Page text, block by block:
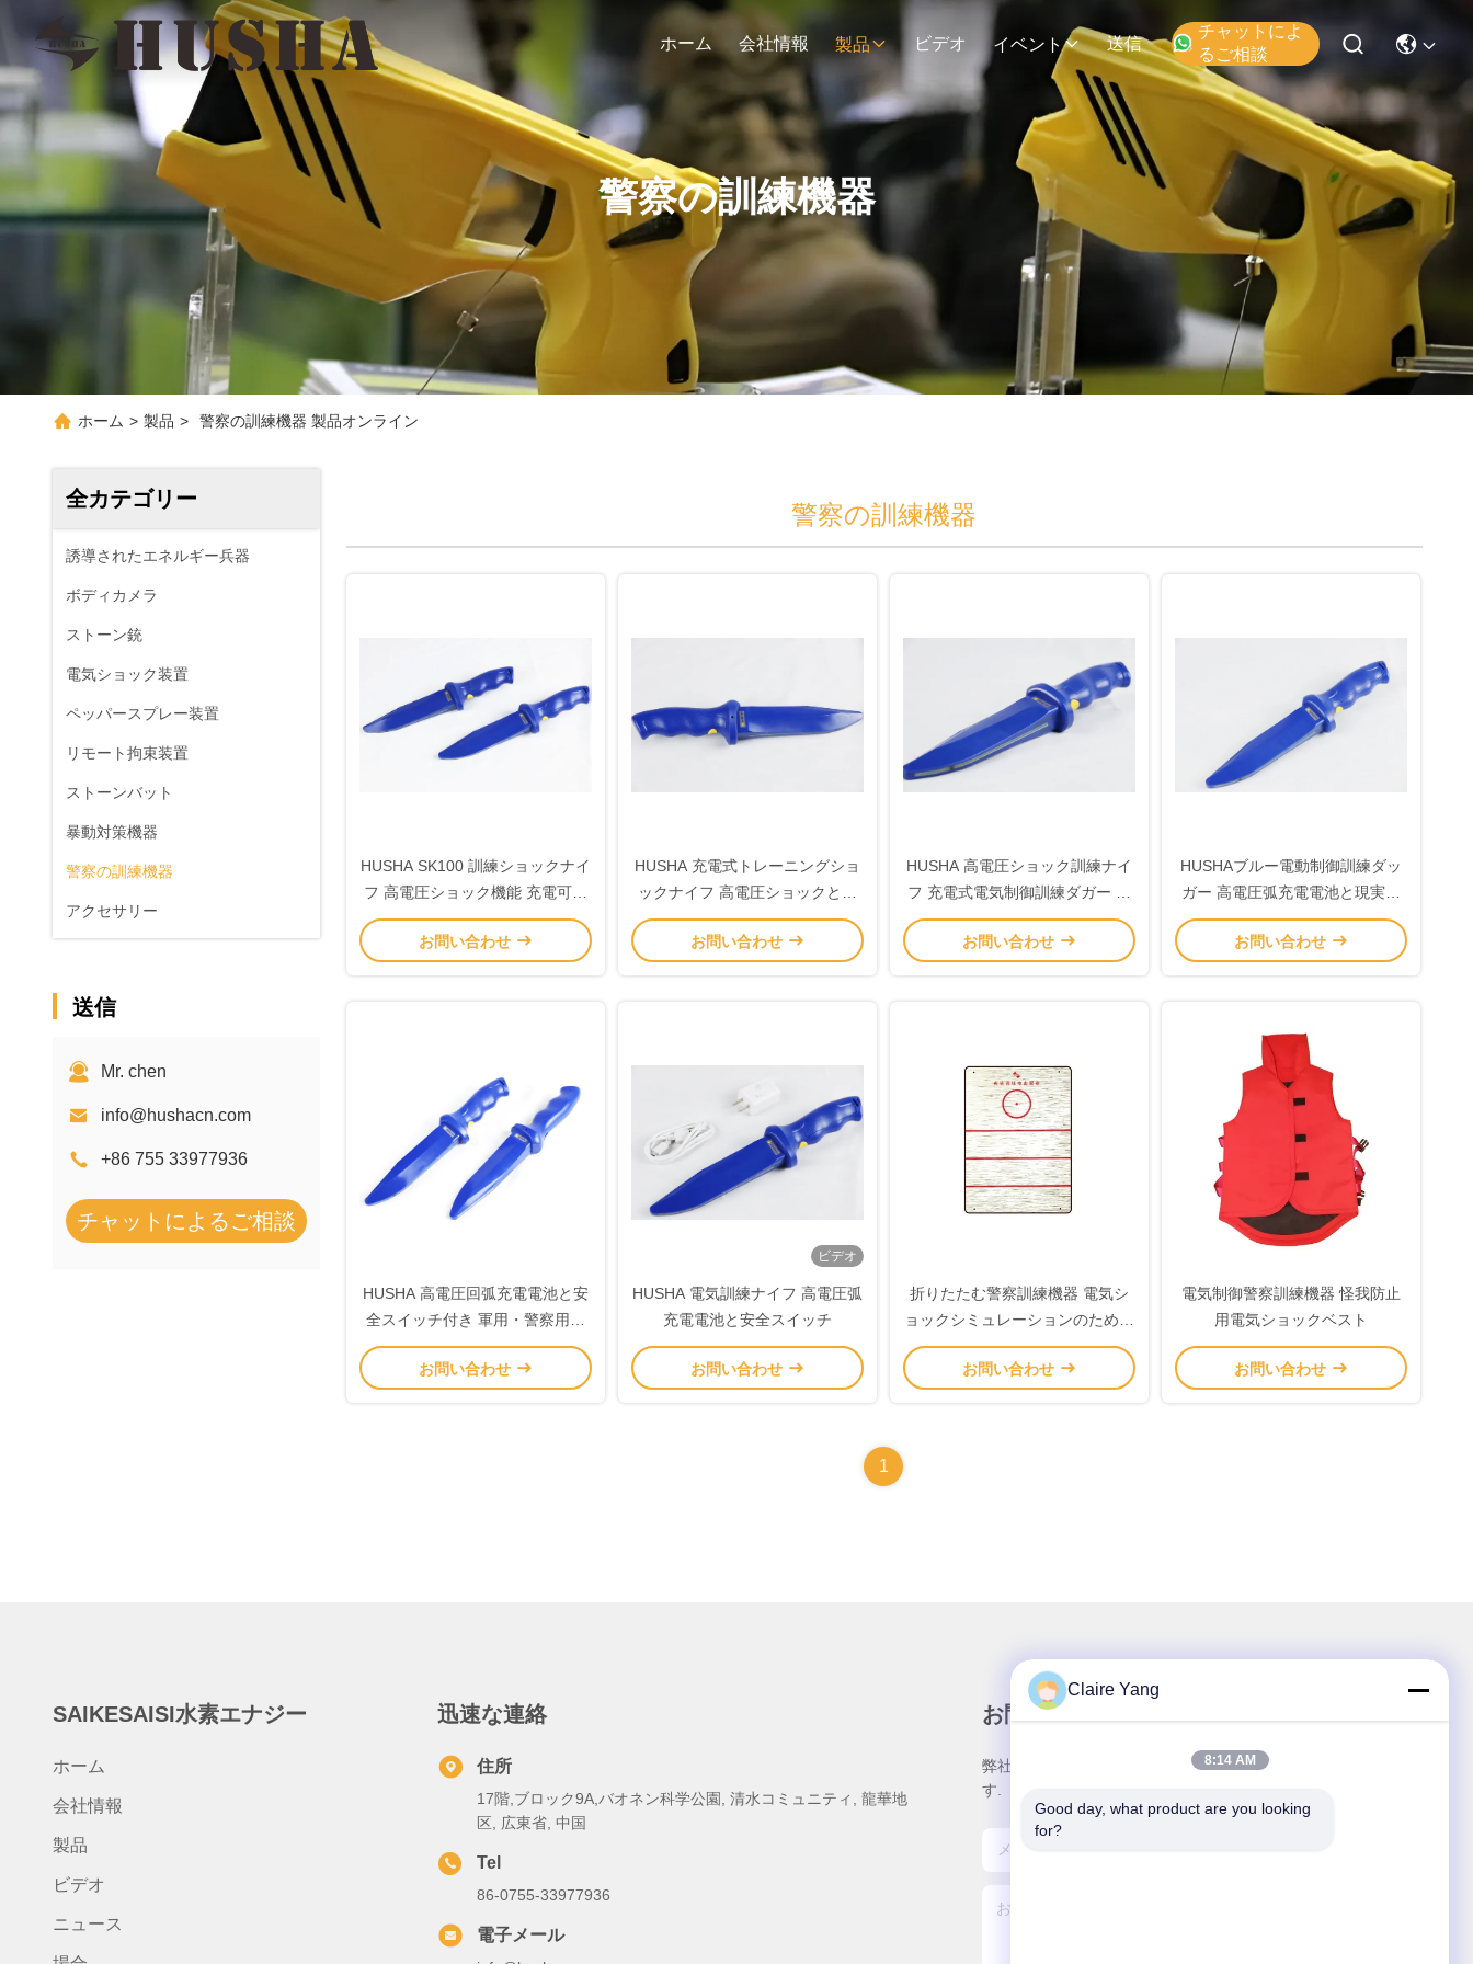
ホーム 会社情報 製品 ビデオ イベント 送信
チャットによ
るご相談
警察の訓練機器
ホーム > 製品 > 警察の訓練機器 製品オンライン
全カテゴリー
誘導されたエネルギー兵器
ボディカメラ
ストーン銃
電気ショック装置
ペッパースプレー装置
リモート拘束装置
ストーンバット
暴動対策機器
警察の訓練機器
アクセサリー
送信
Mr. chen
info@hushacn.com
+86 755 33977936
チャットによるご相談
警察の訓練機器
HUSHA SK100 訓練ショックナイ
フ 高電圧ショック機能 充電可能
なバッテリーと警察訓練のための
安全保護
お問い合わせ
HUSHA 充電式トレーニングショ
ックナイフ 高電圧ショックと安
全保護付き 警察・軍事訓練用
お問い合わせ
HUSHA 高電圧ショック訓練ナイ
フ 充電式電気制御訓練ダガー 安
全保護付き
お問い合わせ
HUSHAブルー電動制御訓練ダッ
ガー 高電圧弧充電電池と現実的
な訓練のための安全スイッチ
お問い合わせ
HUSHA 高電圧回弧充電電池と安
全スイッチ付き 軍用・警察用電
子訓練ナイフ
お問い合わせ
ビデオ
HUSHA 電気訓練ナイフ 高電圧弧
充電電池と安全スイッチ
お問い合わせ
折りたたむ警察訓練機器 電気シ
ョックシミュレーションのための
訓練目標
お問い合わせ
電気制御警察訓練機器 怪我防止
用電気ショックベスト
お問い合わせ
1
SAIKESAISI水素エナジー
ホーム
会社情報
製品
ビデオ
ニュース
迅速な連絡
住所
17階,ブロック9A,バオネン科学公園, 清水コミュニティ, 龍華地
区, 広東省, 中国
Tel
86-0755-33977936
電子メール
お問い合わせ
弊社製品についてのお問い合わせは、こちらで受付しておりま
す.
Claire Yang
8:14 AM
Good day, what product are you looking
for?